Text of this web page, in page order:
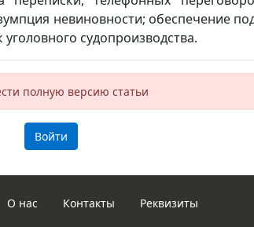
невиновности; обеспечение
судопроизводства.
полную версию статьи
Войти
О нас Контакты Реквизиты